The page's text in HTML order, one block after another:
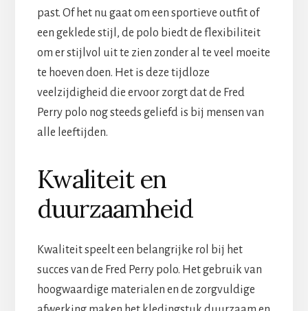
past. Of het nu gaat om een sportieve outfit of
een geklede stijl, de polo biedt de flexibiliteit
om er stijlvol uit te zien zonder al te veel moeite
te hoeven doen. Het is deze tijdloze
veelzijdigheid die ervoor zorgt dat de Fred
Perry polo nog steeds geliefd is bij mensen van
alle leeftijden.
Kwaliteit en
duurzaamheid
Kwaliteit speelt een belangrijke rol bij het
succes van de Fred Perry polo. Het gebruik van
hoogwaardige materialen en de zorgvuldige